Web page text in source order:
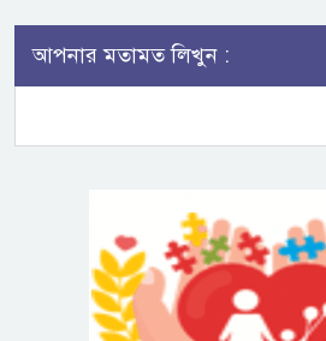
আপনার মতামত লিখুন :